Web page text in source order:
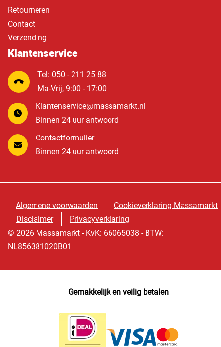
Retourneren
Contact
Verzending
Klantenservice
Tel: 050 - 211 25 88
Ma-Vrij, 9:00 - 17:00
Klantenservice@massamarkt.nl
Binnen 24 uur antwoord
Contactformulier
Binnen 24 uur antwoord
Algemene voorwaarden
Cookieverklaring Massamarkt
Disclaimer
Privacyverklaring
© 2026 Massamarkt - KvK: 66065038 - BTW:
NL856381020B01
Gemakkelijk en veilig betalen